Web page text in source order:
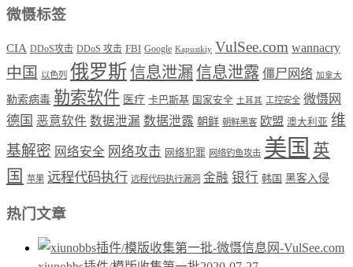
微慑标签
CIA DDoS攻击 DDoS 攻击 FBI Google Kapustkiy VulSee.com wannacry
中国 以色列 俄罗斯信息泄漏信息泄露 僵尸网络 加拿大
勒索病毒 勒索软件 医疗 卡巴斯基 国家安全 土耳其 工控安全 微慑网
德国 恶意软件 数据泄漏 数据泄露 朝鲜 朝鲜黑客 欧盟 澳大利亚 维
基解密 网络安全 网络攻击 网络犯罪 网络钓鱼攻击 美国 英
国
苹果 远程代码执行 远程代码执行漏洞 金融 银行 韩国 黑客入侵
热门文章